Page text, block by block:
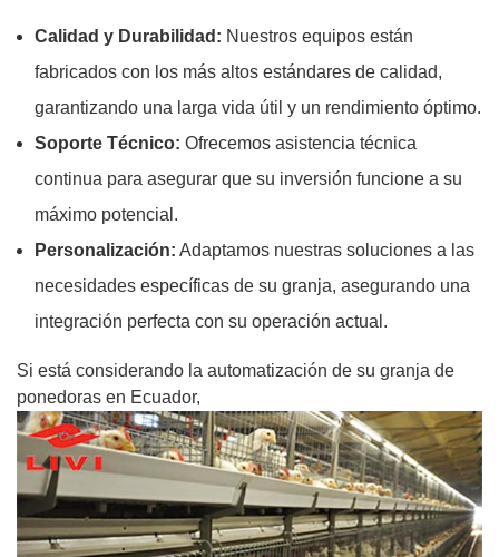
Calidad y Durabilidad: Nuestros equipos están
fabricados con los más altos estándares de calidad,
garantizando una larga vida útil y un rendimiento óptimo.
Soporte Técnico: Ofrecemos asistencia técnica
continua para asegurar que su inversión funcione a su
máximo potencial.
Personalización: Adaptamos nuestras soluciones a las
necesidades específicas de su granja, asegurando una
integración perfecta con su operación actual.
Si está considerando la automatización de su granja de
ponedoras en Ecuador,